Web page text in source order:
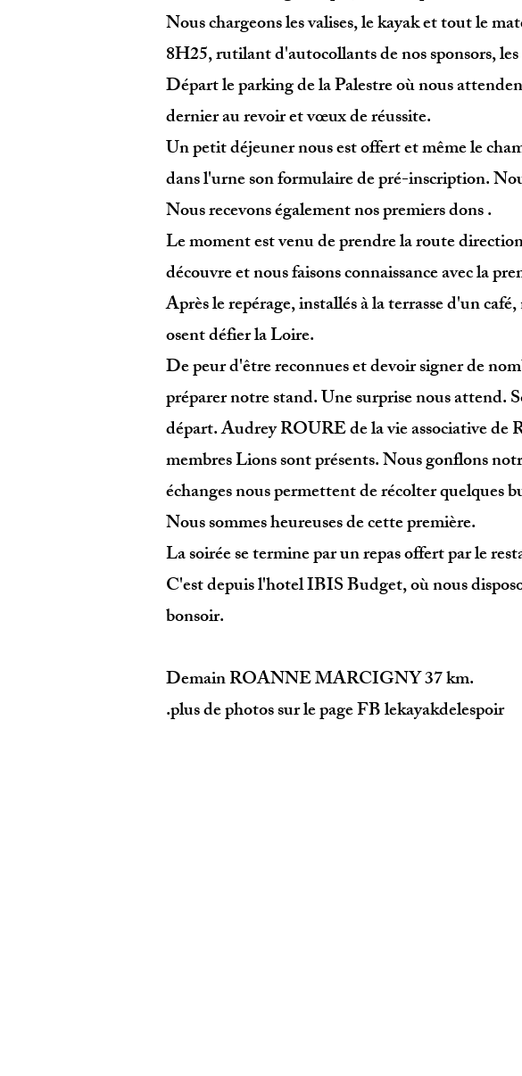
Nous chargeons les valises, le kayak et tout le
8H25, rutilant d'autocollants de nos sponsors,
Départ le parking de la Palestre où nous
dernier au revoir et vœux de réussite.
Un petit déjeuner nous est offert et même le
dans l'urne son formulaire de pré-inscription.
Nous recevons également nos premiers dons .
Le moment est venu de prendre la route
découvre et nous faisons connaissance avec la
Après le repérage, installés à la terrasse d'un
osent défier la Loire.
De peur d'être reconnues et devoir signer de
préparer notre stand. Une surprise nous attend.
départ. Audrey ROURE de la vie associative de
membres Lions sont présents. Nous gonflons
échanges nous permettent de récolter quelques
Nous sommes heureuses de cette première.
La soirée se termine par un repas offert par le
C'est depuis l'hotel IBIS Budget, où nous
bonsoir.
Demain ROANNE MARCIGNY 37 km.
.plus de photos sur le page FB lekayakdelespoir